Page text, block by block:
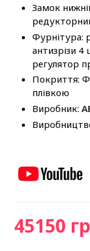
Замок
Фурнітура:
антизрізи 4
регулятор
Покриття:
плівкою
Виробник:
45150